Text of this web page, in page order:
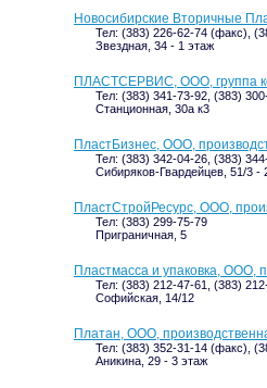
Новосибирские Вторичные
Тел: (383) 226-62-74 (факс),
Звездная, 34 - 1 этаж
ПЛАСТСЕРВИС, ООО, группа
Тел: (383) 341-73-92, (383)
Станционная, 30а к3
ПластБизнес, ООО,
Тел: (383) 342-04-26, (383)
Сибиряков-Гвардейцев, 51/3 -
ПластСтройРесурс, ООО,
Тел: (383) 299-75-79
Приграничная, 5
Пластмасса и упаковка, ООО,
Тел: (383) 212-47-61, (383)
Софийская, 14/12
Платан, ООО,
Тел: (383) 352-31-14 (факс),
Аникина, 29 - 3 этаж